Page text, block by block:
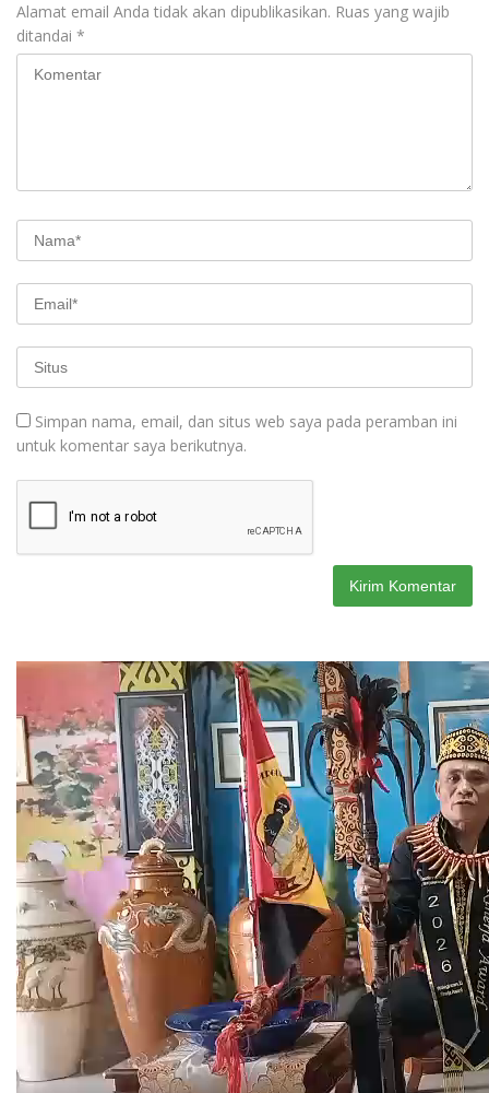
Alamat email Anda tidak akan dipublikasikan. Ruas yang wajib
ditandai *
Simpan nama, email, dan situs web saya pada peramban ini
untuk komentar saya berikutnya.